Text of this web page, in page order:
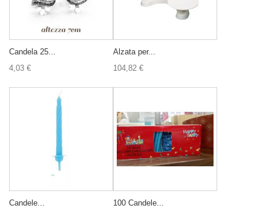
Candela 25...
4,03 €
Alzata per...
104,82 €
Candele...
100 Candele...